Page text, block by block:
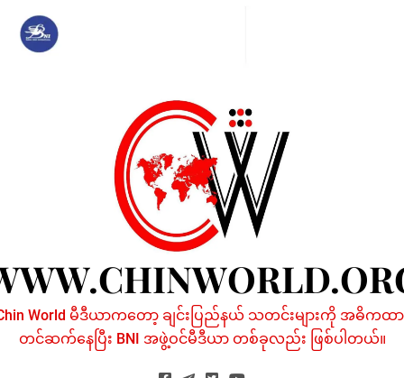
content
World မီဒီယာကတော့ ချင်းပြည်နယ် သတင်းများကို အဓိကထာ
တင်ဆက်နေပြီး BNI အဖွဲ့ဝင်မီဒီယာ တစ်ခုလည်း ဖြစ်ပါတယ်။